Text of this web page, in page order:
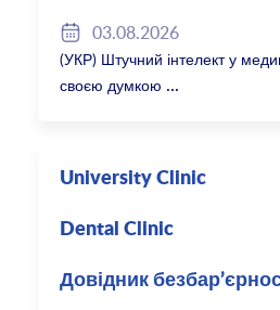
03.08.2026
(УКР) Штучний інтелект у
своєю думкою
University Clinic
Dental Clinic
Довідник